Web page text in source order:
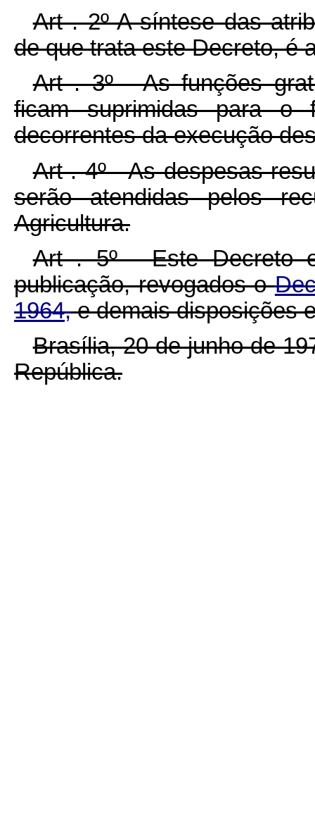
Art . 2º-A síntese das
de que trata este Decreto, é
Art . 3º - As funções
ficam suprimidas para o
decorrentes da execução
Art . 4º - As despesas
serão atendidas pelos
Agricultura.
Art . 5º - Este Decreto
publicação, revogados o
1964,e demais disposições
Brasília, 20 de junho de
República.